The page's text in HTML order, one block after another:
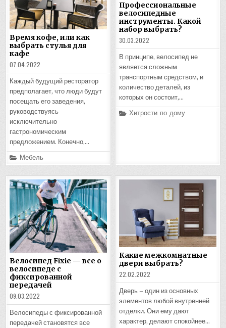
Время кофе, или как
выбрать стулья для
кафе
07.04.2022
Каждый будущий ресторатор
предполагает, что люди будут
посещать его заведения,
руководствуясь
исключительно
гастрономическим
предложением. Конечно,…
Posted
in
Мебель
Профессиональные
велосипедные
инструменты. Какой
набор выбрать?
30.03.2022
В принципе, велосипед не
является сложным
транспортным средством, и
количество деталей, из
которых он состоит,…
Posted
Хитрости по дому
Велосипед Fixie — все о
велосипеде с
фиксированной
передачей
09.03.2022
Велосипеды с фиксированной
передачей становятся все
Какие межкомнатные
двери выбрать?
22.02.2022
Дверь – один из основных
элементов любой внутренней
отделки. Они ему дают
характер, делают спокойнее…